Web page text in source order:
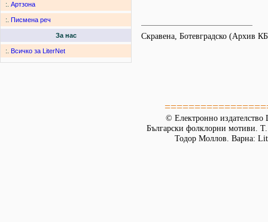
:. Артзона
:. Писмена реч
За нас
:. Всичко за LiterNet
Скравена, Ботевградско (Архив
© Електронно издателство
Български фолклорни мотиви.
Тодор Моллов. Варна: